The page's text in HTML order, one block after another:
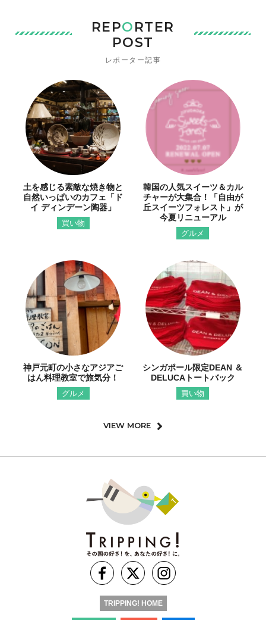
REPORTER
POST
レポーター記事
土を感じる素敵な焼き物と
自然いっぱいのカフェ「ド
イ ディンデーン陶器」
買い物
韓国の人気スイーツ＆カル
チャーが大集合！「自由が
丘スイーツフォレスト」が
今夏リニューアル
グルメ
神戸元町の小さなアジアご
はん料理教室で旅気分！
グルメ
シンガポール限定DEAN ＆
DELUCAトートバック
買い物
VIEW MORE
TRIPPING! HOME